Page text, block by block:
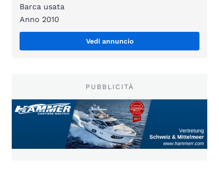
Barca usata
Anno 2010
Vedi annuncio
PUBBLICITÀ